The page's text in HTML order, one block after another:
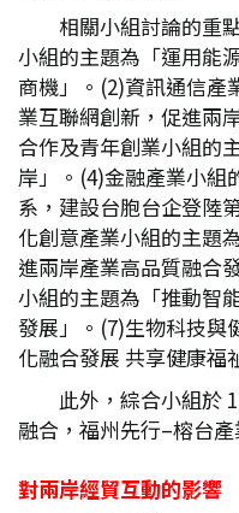
相關小組討論的重
小組的主題為「運用能
商機」。(2)資訊通信產
業互聯網創新，促進兩
合作及青年創業小組的
岸」。(4)金融產業小組
系，建設台胞台企登陸
化創意產業小組的主題
進兩岸產業高品質融合
小組的主題為「推動智
發展」。(7)生物科技與
化融合發展 共享健康福
此外，綜合小組於
融合，福州先行–榕台
對兩岸經貿互動的影響